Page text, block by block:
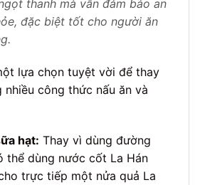
thanh mà vẫn đảm bảo an
đặc biệt tốt cho người ăn
lựa chọn tuyệt vời để thay
công thức nấu ăn và
hạt: Thay vì dùng đường
thể dùng nước cốt La Hán
trực tiếp một nửa quả La